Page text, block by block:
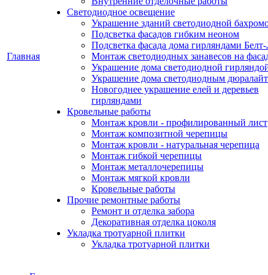
Главная
Светодиодное освещение
Украшение зданий светодиодной
Подсветка фасадов гибким неоном
Подсветка фасада дома гирляндами
Монтаж светодиодных занавесов на
Украшение дома светодиодной
Украшение дома светодиодным
Новогоднее украшение елей и деревьев
гирляндами
Кровельные работы
Монтаж кровли - профилированный лист
Монтаж композитной черепицы
Монтаж кровли - натуральная черепица
Монтаж гибкой черепицы
Монтаж металлочерепицы
Монтаж мягкой кровли
Кровельные работы
Прочие ремонтные работы
Ремонт и отделка забора
Декоративная отделка цоколя
Укладка тротуарной плитки
Укладка тротуарной плитки